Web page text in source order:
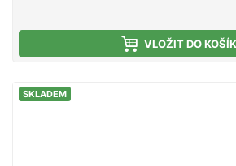
krmítko. Uhlíkový blank je osazen
SIC očky a má plně parabolickou
rukojeť z EVA pěny velice dobře
nahazování. Teonto prut se
kaprů na položenou na větší
jeden z nejlepších prutů na trhu ve
kategorii. Parametry: Délka 3,6
VLOŽIT DO
SKLADEM